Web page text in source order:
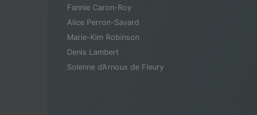
Fannie Caron-Roy
Alice Perron-Savard
Marie-Kim Robinson
Denis Lambert
Solenne d’Arnoux de Fleury